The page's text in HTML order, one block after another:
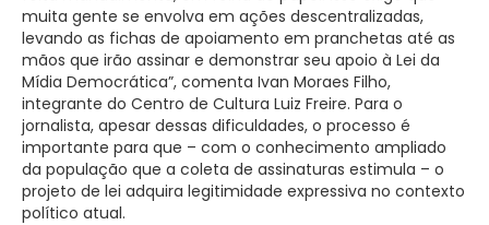
muita gente se envolva em ações descentralizadas,
levando as fichas de apoiamento em pranchetas até as
mãos que irão assinar e demonstrar seu apoio à Lei da
Mídia Democrática”, comenta Ivan Moraes Filho,
integrante do Centro de Cultura Luiz Freire. Para o
jornalista, apesar dessas dificuldades, o processo é
importante para que – com o conhecimento ampliado
da população que a coleta de assinaturas estimula – o
projeto de lei adquira legitimidade expressiva no contexto
político atual.